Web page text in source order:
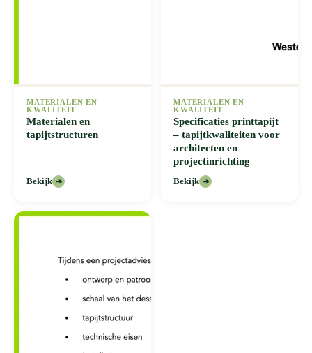
MATERIALEN EN
KWALITEIT
Materialen en
tapijtstructuren
Bekijk ➔
MATERIALEN EN
KWALITEIT
Specificaties printtapijt
– tapijtkwaliteiten voor
architecten en
projectinrichting
Bekijk ➔